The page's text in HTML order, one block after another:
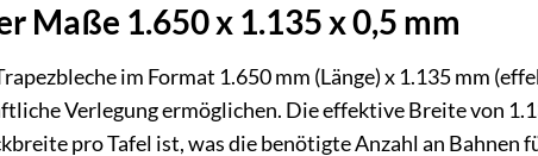
Maße 1.650 x 1.135 x 0,5 mm
im Format 1.650 mm (Länge) x 1.135 mm
Verlegung ermöglichen. Die effektive Breite von
pro Tafel ist, was die benötigte Anzahl an Bahnen